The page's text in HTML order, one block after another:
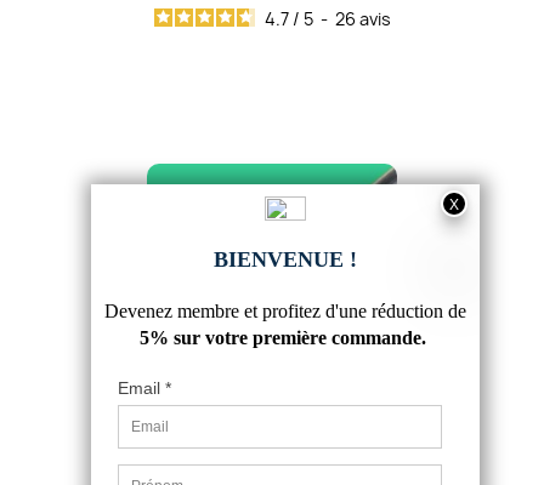
4.7 / 5 - 26 avis
TUBE INOX BROSSÉ DIAMETRE
25MM